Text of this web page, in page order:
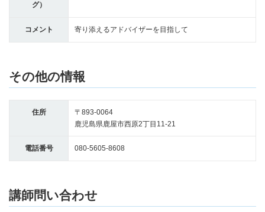
グ）
コメント 寄り添えるアドバイザーを目指して
その他の情報
住所
〒893-0064
鹿児島県鹿屋市西原2丁目11-21
電話番号 080-5605-8608
講師問い合わせ